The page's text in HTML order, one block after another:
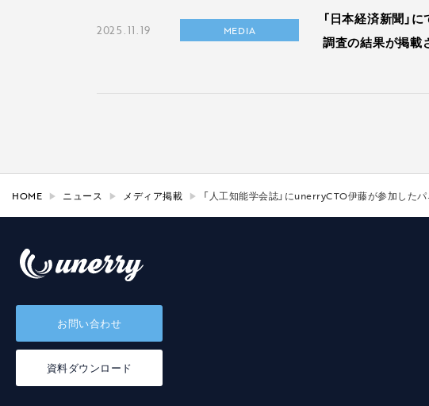
2025.11.19 MEDIA
「日本経済新聞」
調査の結果が掲載
HOME ニュース メディア掲載 「人工知能学会誌」にunerryCTO伊藤が参加した
お問い合わせ
資料ダウンロード